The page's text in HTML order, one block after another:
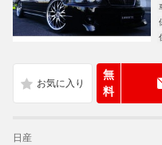
無
料
日産